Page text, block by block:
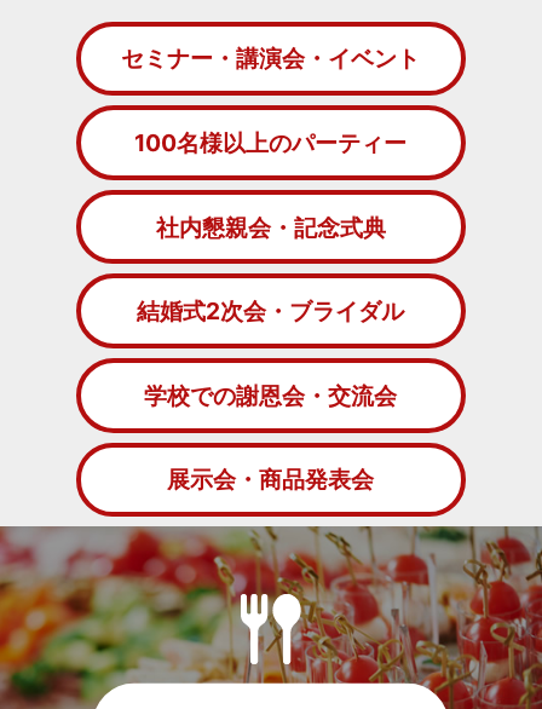
セミナー・講演会・イベント
100名様以上のパーティー
社内懇親会・記念式典
結婚式2次会・ブライダル
学校での謝恩会・交流会
展示会・商品発表会